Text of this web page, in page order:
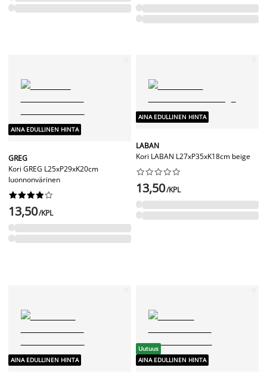
AINA EDULLINEN HINTA
GREG
Kori GREG L25xP29xK20cm
luonnonvärinen






13,50/KPL
AINA EDULLINEN HINTA
LABAN
Kori LABAN L27xP35xK18cm beige






13,50/KPL
AINA EDULLINEN HINTA
Uutuus
AINA EDULLINEN HINTA